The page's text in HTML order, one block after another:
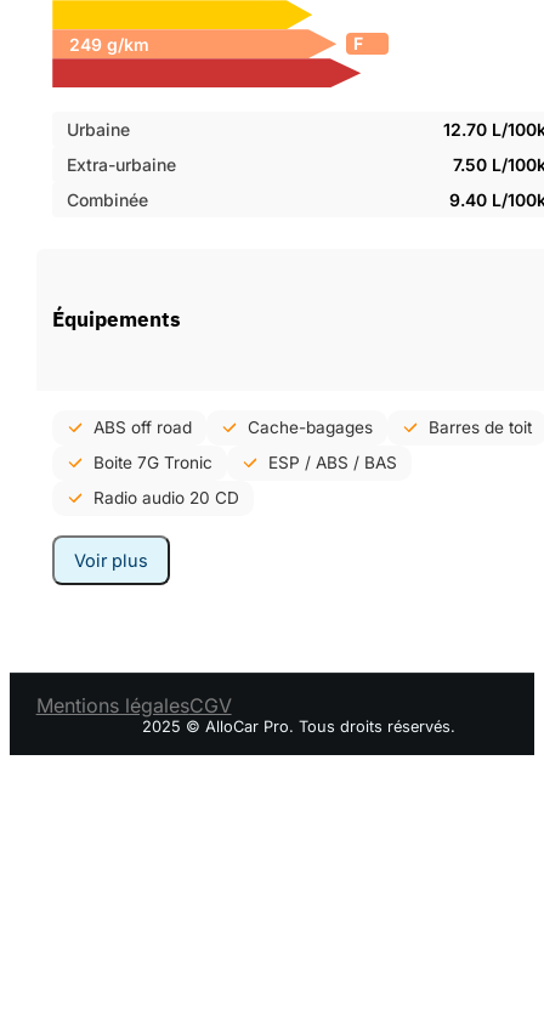
F
Urbaine
12.70 L/
Extra-urbaine
7.50 L/
Combinée
9.40 L/
Équipements
ABS off road Cache-bagages
Barres de toit
Boite 7G Tronic
ESP / ABS / BAS
Radio audio 20 CD
Voir plus
Mentions légalesCGV
2025 © AlloCar Pro. Tous droits réservés.